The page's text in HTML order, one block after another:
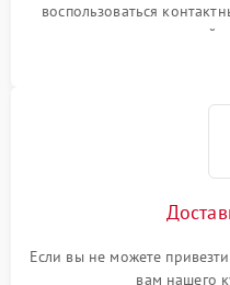
воспользоваться
или оставить свой
Если вы не можете
вам нашего